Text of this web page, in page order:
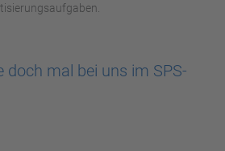
doch mal bei uns im SPS-